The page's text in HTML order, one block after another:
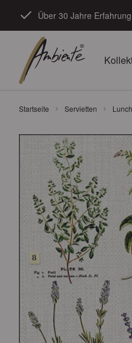
Über 30 Jahre Erfahrung
Startseite Servietten